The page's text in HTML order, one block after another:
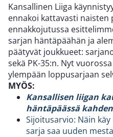
Kansallinen Liiga
ennakoi kattavasti naisten
ennakkojutussa
sarjan häntäpäähän ja
päätyvät joukkueet:
sekä PK-35:n. Nyt
ylempään loppusarjaan
MYÖS:
Kansallisen liigan
häntäpäässä
Sijoitusarvio: Näin käy
sarja saa uuden